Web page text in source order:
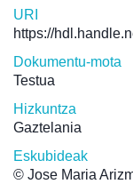
URI
https://
Dokumentu-mota
Testua
Hizkuntza
Gaztelania
Eskubideak
© Jose Maria